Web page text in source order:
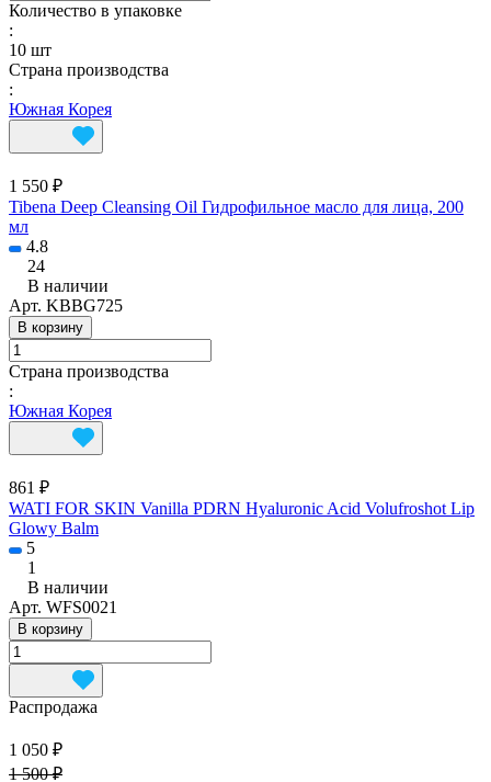
Количество в упаковке
:
10 шт
Страна производства
:
Южная Корея
1 550 ₽
Tibena Deep Cleansing Oil Гидрофильное масло для лица, 200
мл
4.8
24
В наличии
Арт. KBBG725
В корзину
Страна производства
:
Южная Корея
861 ₽
WATI FOR SKIN Vanilla PDRN Hyaluronic Acid Volufroshot Lip
Glowy Balm
5
1
В наличии
Арт. WFS0021
В корзину
Распродажа
1 050 ₽
1 500 ₽